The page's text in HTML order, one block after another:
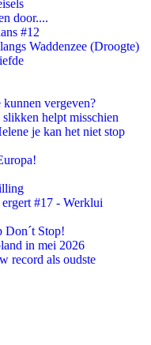
door....
#12
Waddenzee (Droogte)
kunnen vergeven?
helpt misschien
je kan het niet stop
#17 - Werklui
Stop!
in mei 2026
record als oudste